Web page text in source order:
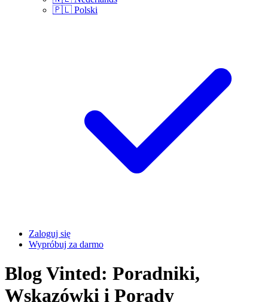
🇵🇱 Polski
Zaloguj się
Wypróbuj za darmo
Blog Vinted: Poradniki,
Wskazówki i Porady